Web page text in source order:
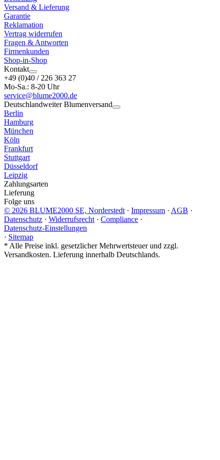
Versand & Lieferung
Garantie
Reklamation
Vertrag widerrufen
Fragen & Antworten
Firmenkunden
Shop-in-Shop
Kontakt
+49 (0)40 / 226 363 27
Mo-Sa.: 8-20 Uhr
service@blume2000.de
Deutschlandweiter Blumenversand
Berlin
Hamburg
München
Köln
Frankfurt
Stuttgart
Düsseldorf
Leipzig
Zahlungsarten
Lieferung
Folge uns
© 2026 BLUME2000 SE, Norderstedt · Impressum · AGB ·
Datenschutz · Widerrufsrecht · Compliance ·
Datenschutz-Einstellungen
· Sitemap
* Alle Preise inkl. gesetzlicher Mehrwertsteuer und zzgl.
Versandkosten. Lieferung innerhalb Deutschlands.